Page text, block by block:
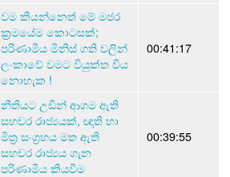
වම කියන්නෙත් මේ මජර
ක්‍රමයේම කොටසක්;
පරිණාමීය මිනිස් ගති වලින්
ලංකාවේ වමට වියුක්ත විය
නොහැක !
00:41:17
නීතියට උඩින් ආගම ඇති
සහචර රාජ්‍යයක්, ඥාති හා
මිත්‍ර සංග්‍රහය මත ඇති
සහචර රාජ්‍යය ගැන
පරිණාමීය කියවීම
00:39:55